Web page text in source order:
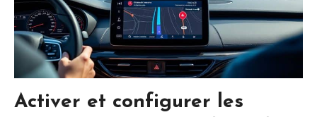
Activer et configurer les